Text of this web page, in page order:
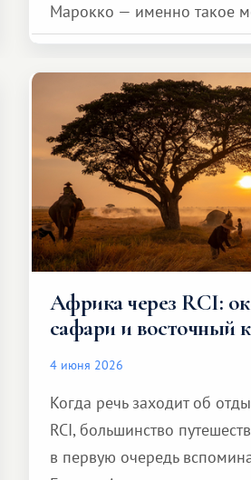
Марокко — именно такое
Африка через RCI:
сафари и восточный
4 июня 2026
Когда речь заходит об
RCI, большинство
в первую очередь